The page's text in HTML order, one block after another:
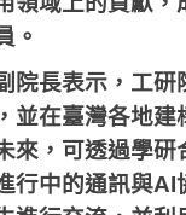
。
院長表示，工研
並在臺灣各地建
來，可透過學研
行中的通訊與AI